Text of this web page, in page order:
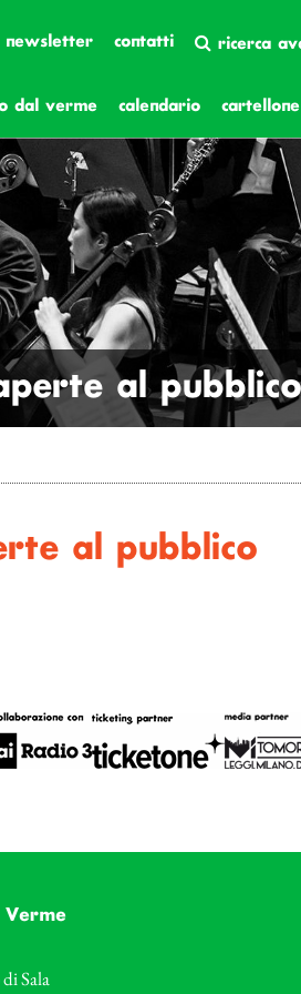
newsletter contatti ricerca
dal verme calendario cartellone
al pubblico
al pubblico
Verme
Sala